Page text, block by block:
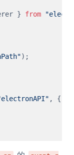
} from
);
, {